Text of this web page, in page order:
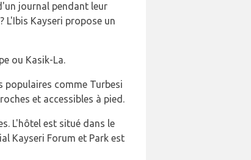
journal pendant leur
L'Ibis Kayseri propose un
ou Kasik-La.
populaires comme Turbesi
et accessibles à pied.
L'hôtel est situé dans le
Kayseri Forum et Park est